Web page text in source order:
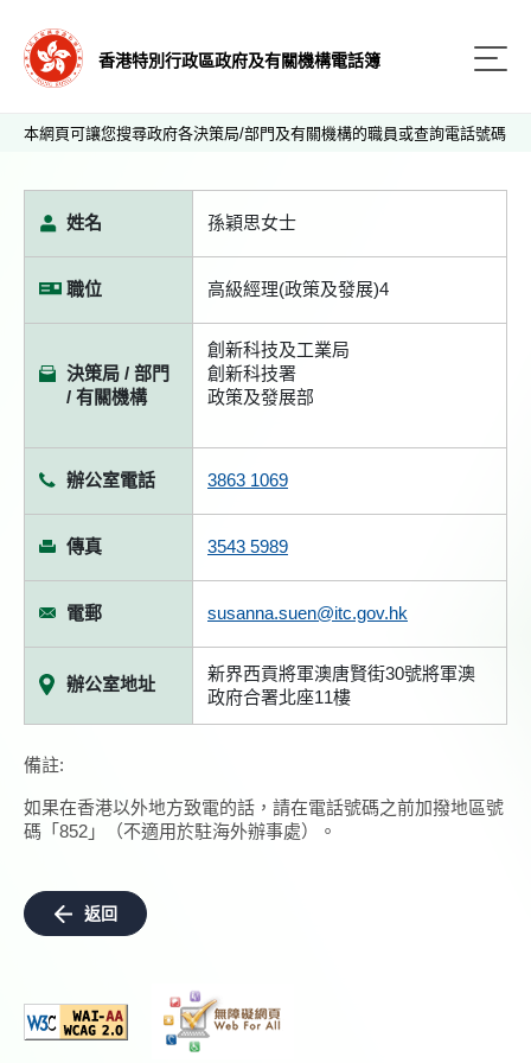
香港特別行政區政府及有關機構電話簿
本網頁可讓您搜尋政府各決策局/部門及有關機構的職員或查詢電話號碼
姓名 孫穎思女士
職位 高級經理(政策及發展)4
決策局 / 部門
/ 有關機構
創新科技及工業局
創新科技署
政策及發展部
辦公室電話 3863 1069
傳真 3543 5989
電郵 susanna.suen@itc.gov.hk
辦公室地址
新界西貢將軍澳唐賢街30號將軍澳
政府合署北座11樓
備註:
如果在香港以外地方致電的話，請在電話號碼之前加撥地區號
碼「852」（不適用於駐海外辦事處）。
返回